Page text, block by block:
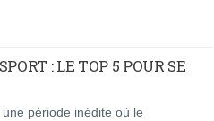
: LE TOP 5 POUR SE
période inédite où le